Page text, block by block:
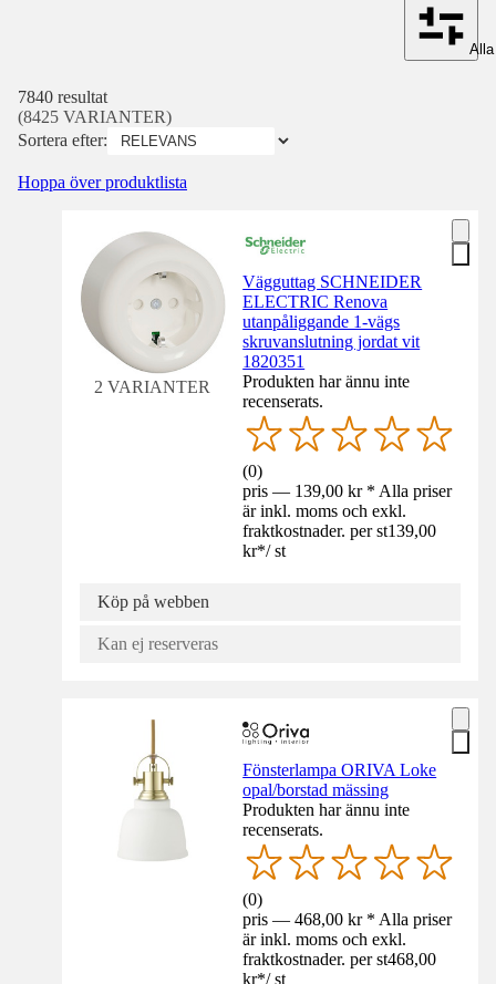
7840 resultat
(8425 VARIANTER)
Sortera efter:
Hoppa över produktlista
2 VARIANTER
Vägguttag SCHNEIDER
ELECTRIC Renova
utanpåliggande 1-vägs
skruvanslutning jordat vit
1820351
Produkten har ännu inte
recenserats.
(0)
pris — 139,00 kr * Alla priser
är inkl. moms och exkl.
fraktkostnader. per st139,00
kr*/ st
Köp på webben
Kan ej reserveras
Fönsterlampa ORIVA Loke
opal/borstad mässing
Produkten har ännu inte
recenserats.
(0)
pris — 468,00 kr * Alla priser
är inkl. moms och exkl.
fraktkostnader. per st468,00
kr*/ st